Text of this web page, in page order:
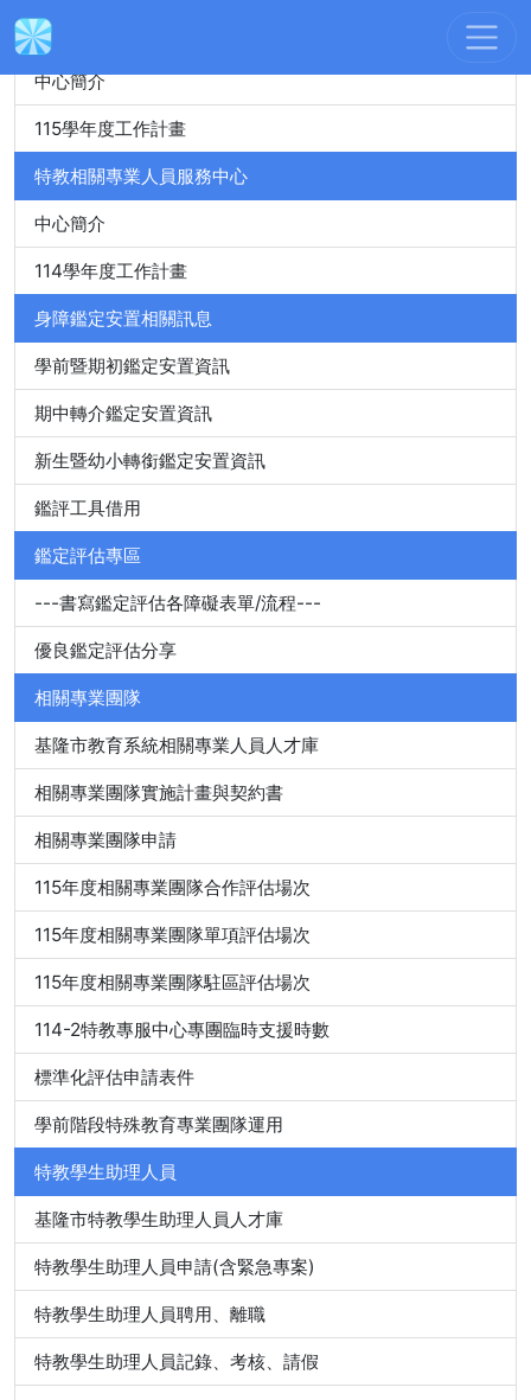
身心障礙特殊教育資源中心
中心簡介
115學年度工作計畫
特教相關專業人員服務中心
中心簡介
114學年度工作計畫
身障鑑定安置相關訊息
學前暨期初鑑定安置資訊
期中轉介鑑定安置資訊
新生暨幼小轉銜鑑定安置資訊
鑑評工具借用
鑑定評估專區
---書寫鑑定評估各障礙表單/流程---
優良鑑定評估分享
相關專業團隊
基隆市教育系統相關專業人員人才庫
相關專業團隊實施計畫與契約書
相關專業團隊申請
115年度相關專業團隊合作評估場次
115年度相關專業團隊單項評估場次
115年度相關專業團隊駐區評估場次
114-2特教專服中心專團臨時支援時數
標準化評估申請表件
學前階段特殊教育專業團隊運用
特教學生助理人員
基隆市特教學生助理人員人才庫
特教學生助理人員申請(含緊急專案)
特教學生助理人員聘用、離職
特教學生助理人員記錄、考核、請假